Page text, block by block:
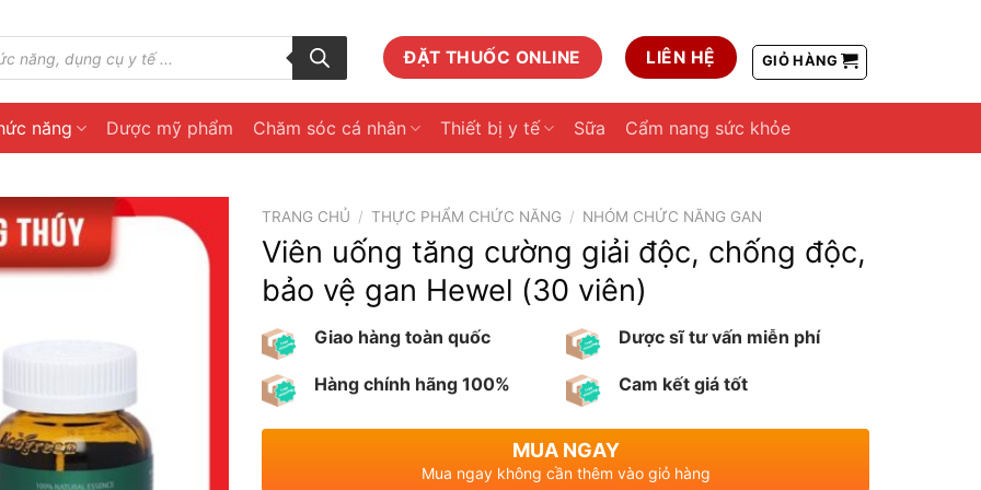
ĐẶT THUỐC ONLINE LIÊN HỆ GIỎ HÀNG
năng Dược mỹ phẩm Chăm sóc cá nhân Thiết bị y tế Sữa Cẩm nang sức khỏe
TRANG CHỦ / THỰC PHẨM CHỨC NĂNG / NHÓM CHỨC NĂNG GAN
Viên uống tăng cường giải độc, chống độc,
bảo vệ gan Hewel (30 viên)
Giao hàng toàn quốc
Hàng chính hãng 100%
Dược sĩ tư vấn miễn phí
Cam kết giá tốt
MUA NGAY
Mua ngay không cần thêm vào giỏ hàng